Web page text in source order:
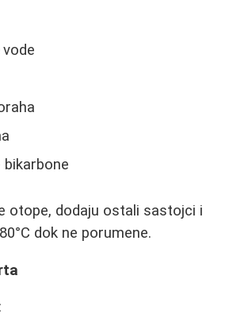
otope, dodaju ostali sastojci i
dok ne porumene.